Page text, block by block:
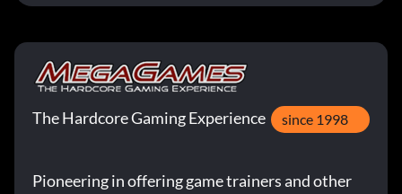
The Hardcore Gaming Experience since 1998
Pioneering in offering game trainers and other